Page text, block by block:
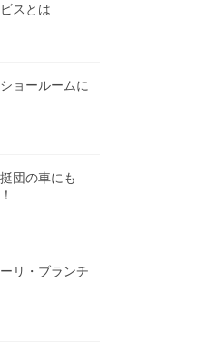
スとは
ョールームに
団の車にも
リ・ブランチ